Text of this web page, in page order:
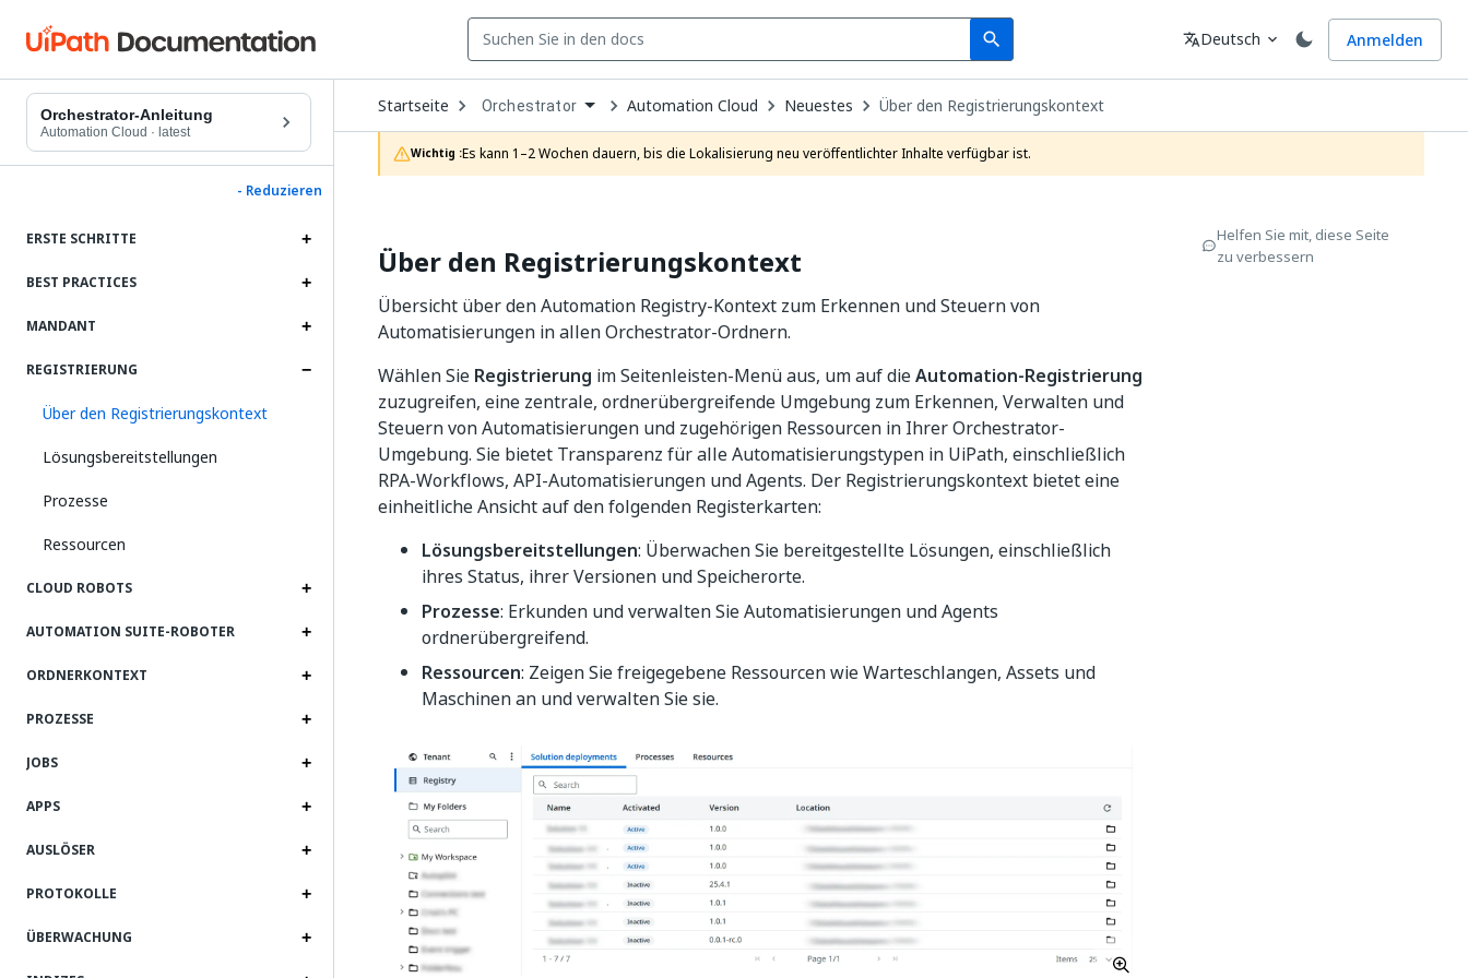
search
Search Sprache
translateDeutsch expand_more Anmelden
Orchestrator-Anleitung
Automation Cloud · latest
- Reduzieren
ERSTE SCHRITTE
BEST PRACTICES
MANDANT
REGISTRIERUNG
Über den Registrierungskontext
Lösungsbereitstellungen
Prozesse
Ressourcen
CLOUD ROBOTS
AUTOMATION SUITE-ROBOTER
ORDNERKONTEXT
PROZESSE
JOBS
APPS
AUSLÖSER
PROTOKOLLE
ÜBERWACHUNG
Startseite Open
Dropdown
to
choose
product
Orchestrator Automation Cloud Neuestes Über den Registrierungskontext
Wichtig :Es kann 1–2 Wochen dauern, bis die Lokalisierung neu veröffentlichter Inhalte verfügbar ist.
Über den Registrierungskontext
Übersicht über den Automation Registry-Kontext zum Erkennen und Steuern von
Automatisierungen in allen Orchestrator-Ordnern.
Wählen Sie Registrierung im Seitenleisten-Menü aus, um auf dieAutomation-Registrierung
zuzugreifen, eine zentrale, ordnerübergreifende Umgebung zum Erkennen, Verwalten und
Steuern von Automatisierungen und zugehörigen Ressourcen in Ihrer Orchestrator-
Umgebung. Sie bietet Transparenz für alle Automatisierungstypen in UiPath, einschließlich
RPA-Workflows, API-Automatisierungen und Agents. Der Registrierungskontext bietet eine
einheitliche Ansicht auf den folgenden Registerkarten:
Lösungsbereitstellungen: Überwachen Sie bereitgestellte Lösungen, einschließlich
ihres Status, ihrer Versionen und Speicherorte.
Prozesse: Erkunden und verwalten Sie Automatisierungen und Agents
ordnerübergreifend.
Ressourcen: Zeigen Sie freigegebene Ressourcen wie Warteschlangen, Assets und
Maschinen an und verwalten Sie sie.
Helfen Sie mit, diese Seite
zu verbessern